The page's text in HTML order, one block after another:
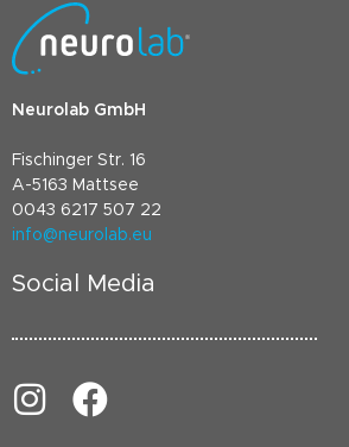
Neurolab GmbH
Fischinger Str. 16
A-5163 Mattsee
0043 6217 507 22
info@neurolab.eu
Social Media